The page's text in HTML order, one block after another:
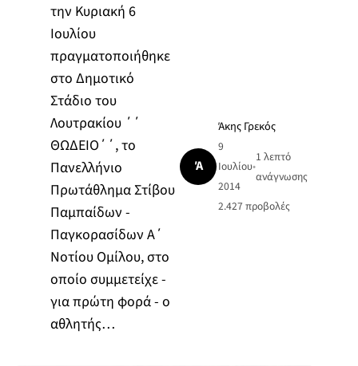
την Κυριακή 6
Ιουλίου
πραγματοποιήθηκε
στο Δημοτικό
Στάδιο του
Λουτρακίου ΄΄
ΘΩΔΕΙΟ΄΄, το
Πανελλήνιο
Πρωτάθλημα Στίβου
Παμπαίδων -
Παγκορασίδων Α΄
Νοτίου Ομίλου, στο
οποίο συμμετείχε -
για πρώτη φορά - ο
αθλητής…
Ά
Άκης Γρεκός
9
Ιουλίου
2014
•
1 λεπτό
ανάγνωσης
2.427 προβολές